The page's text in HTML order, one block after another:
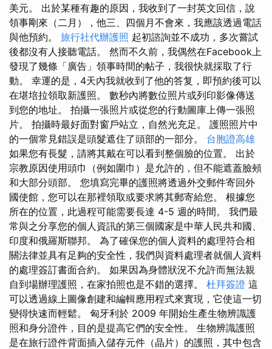
美元。 出於某種有趣的原因，我收到了一封英文回信，說
領事剛來（二月），他三、四個月不會來，我應該透過電話
與他預約。 旅行社代辦護照 起初諮詢並不成功，多次嘗試
後都沒有人接聽電話。 然而不久前，我偶然在Facebook上
發現了幾條「廣告」領事時間的帖子，我很快就採取了行
動。 幸運的是，4天內我就收到了他的答复，即預約後可以
在堪培拉領取新護照。 數秒內將數位照片或列印影像傳送
到您的地址。 拍攝一張照片或從您的行動圖庫上傳一張照
片。 拍攝時最好面對窗戶站立，自然光充足。 護照照片中
的一個常見錯誤是頭髮遮住了頭部的一部分。 台胞證高雄
如果您有長髮，請將其戴在可以看到整個臉的位置。 出於
宗教原因使用頭巾（例如圍巾）是允許的，但不能遮蓋臉頰
和大部分頭部。 您填寫完畢的護照將透過外交郵件寄回外
國使館，您可以在那裡領取或要求將其郵寄給您。 根據您
所在的位置，此過程可能需要長達 4-5 週的時間。 我們最
常與之分享您的個人資訊的第三個國家是中華人民共和國、
印度和俄羅斯聯邦。 為了確保您的個人資料的處理符合相
關法律並具有足夠的安全性，我們與資料處理者就個人資料
的處理簽訂書面合約。 如果因為身體狀況不允許而無法親
自到場辦理護照，在家拍照也是不錯的選擇。 杜拜簽證 這
可以透過線上圖像創建和編輯應用程式來實現，它使這一切
變得快速而輕鬆。 匈牙利於 2009 年開始生產生物辨識護
照和身分證件，目的是提高它們的安全性。 生物辨識護照
是在旅行證件背面插入儲存元件（晶片）的護照，其中包含